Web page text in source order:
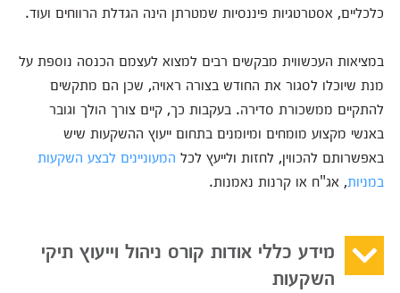
כלכליים, אסטרטגיות פיננסיות שמטרתן הינה הגדלת הרווחים ועוד.
במציאות העכשווית מבקשים רבים למצוא לעצמם הכנסה נוספת על
מנת שיוכלו לסגור את החודש בצורה ראויה, שכן הם מתקשים
להתקיים ממשכורת סדירה. בעקבות כך, קיים צורך הולך וגובר
באנשי מקצוע מומחים ומיומנים בתחום ייעוץ ההשקעות שיש
באפשרותם להכווין, לחזות ולייעץ לכל המעוניינים לבצע השקעות
במניות, אג"ח או קרנות נאמנות.
מידע כללי אודות קורס ניהול וייעוץ תיקי
השקעות